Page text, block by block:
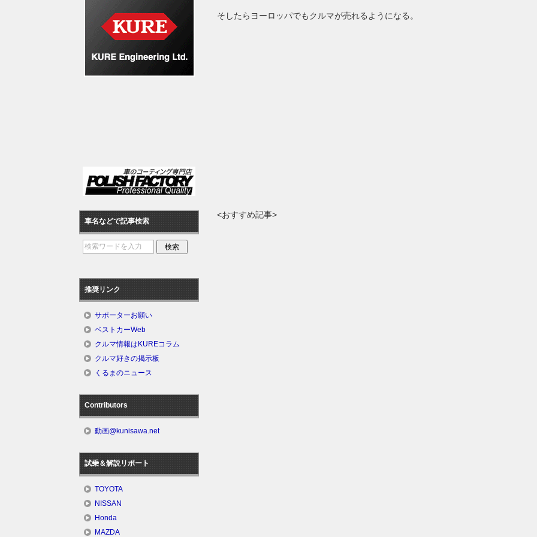
そしたらヨーロッパでもクルマが売れるようになる。
<おすすめ記事>
車名などで記事検索
推奨リンク
サポーターお願い
ベストカーWeb
クルマ情報はKUREコラム
クルマ好きの掲示板
くるまのニュース
Contributors
動画@kunisawa.net
試乗＆解説リポート
TOYOTA
NISSAN
Honda
MAZDA